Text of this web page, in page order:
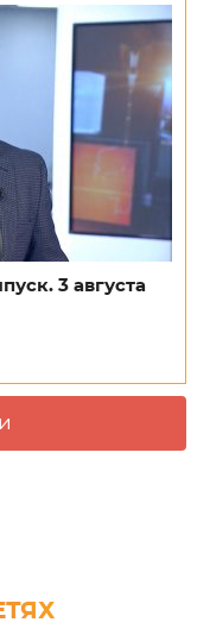
3 августа